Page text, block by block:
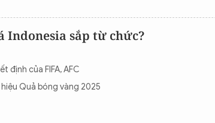
Indonesia sắp từ chức?
định của FIFA, AFC
Quả bóng vàng 2025